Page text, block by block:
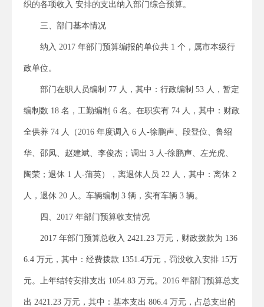
织的各项收入 安排的支出纳入部门综合预算。
三、部门基本情况
纳入 2017 年部门预算编报的单位共 1 个，属市本级行
政单位。
部门在职人员编制 77 人，其中：行政编制 53 人，暂定
编制数 18 名，工勤编制 6 名。在职实有 74 人，其中：财政
全供养 74 人（2016 年度调入 6 人-徐鹏声、段登位、鲁绍
华、邵凤、赵建斌、李俊杰；调出 3 人-徐鹏声、左光虎、
陶荣；退休 1 人-蒲英），离退休人员 22 人，其中：离休 2
人，退休 20 人。车辆编制 3 辆，实有车辆 3 辆。
四、2017 年部门预算收支情况
2017 年部门预算总收入 2421.23 万元，财政拨款为 136
6.4 万元，其中：经费拨款 1351.4万元，罚没收入安排 15万
元。上年结转安排支出 1054.83 万元。2016 年部门预算总支
出 2421.23 万元，其中：基本支出 806.4 万元，占总支出的